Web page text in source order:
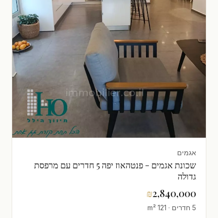
אגמים
שכונת אגמים - פנטהאוז יפה 5 חדרים עם מרפסת
גדולה
₪2,840,000
5 חדרים · 121 m²